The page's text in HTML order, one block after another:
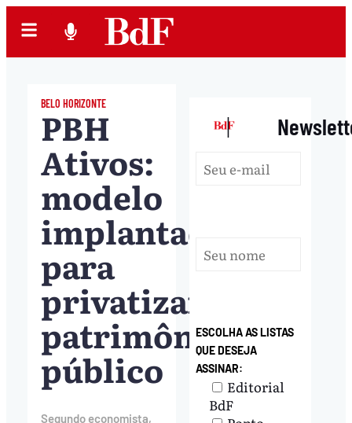
BELO HORIZONTE
PBH
Ativos:
modelo
implantado
para
privatizar
patrimônio
público
Segundo economista,
|
ESCOLHA AS LISTAS
QUE DESEJA
ASSINAR:
Editorial
BdF